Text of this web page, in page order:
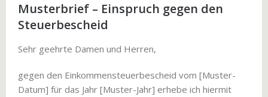
Musterbrief – Einspruch gegen den
Steuerbescheid
Sehr geehrte Damen und Herren,
gegen den Einkommensteuerbescheid vom [Muster-
Datum] für das Jahr [Muster-Jahr] erhebe ich hiermit